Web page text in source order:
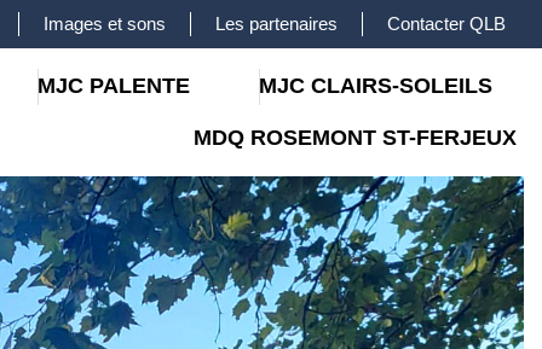
Images et sons Les partenaires Contacter QLB
MJC PALENTE MJC CLAIRS-SOLEILS
MDQ ROSEMONT ST-FERJEUX